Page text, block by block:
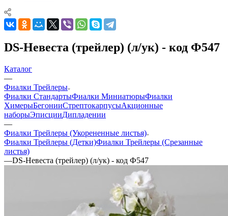
DS-Невеста (трейлер) (л/ук) - код Ф547
Каталог
—
Фиалки Трейлеры
Фиалки СтандартыФиалки МиниатюрыФиалки
ХимерыБегонииСтрептокарпусыАкционные
наборыЭписцииДипладении
—
Фиалки Трейлеры (Укорененные листья)
Фиалки Трейлеры (Детки)Фиалки Трейлеры (Срезанные
листья)
—DS-Невеста (трейлер) (л/ук) - код Ф547